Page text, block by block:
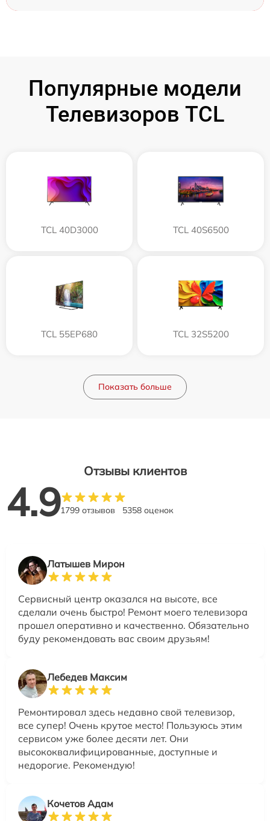
Популярные модели
Телевизоров TCL
TCL 40D3000 TCL 40S6500
TCL 55EP680 TCL 32S5200
Показать больше
Отзывы клиентов
4.91799 отзывов 5358 оценок
Латышев Мирон
Сервисный центр оказался на высоте, все
сделали очень быстро! Ремонт моего телевизора
прошел оперативно и качественно. Обязательно
буду рекомендовать вас своим друзьям!
Лебедев Максим
Ремонтировал здесь недавно свой телевизор,
все супер! Очень крутое место! Пользуюсь этим
сервисом уже более десяти лет. Они
высококвалифицированные, доступные и
недорогие. Рекомендую!
Кочетов Адам